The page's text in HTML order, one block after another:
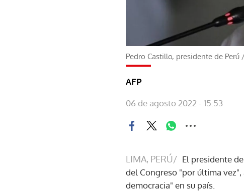
Pedro Castillo, presidente de Perú
AFP
06 de agosto 2022 - 15:53
LIMA, PERÚ/ El presidente
del Congreso "por última
democracia" en su país.